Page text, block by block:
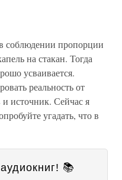
соблюдении пропорции
на стакан. Тогда
усваивается.
реальность от
источник. Сейчас я
угадать, что в
📚